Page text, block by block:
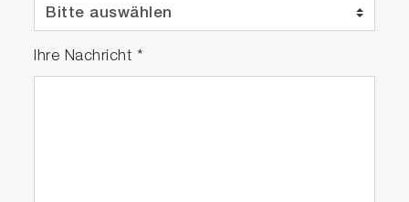
Ihre Nachricht *